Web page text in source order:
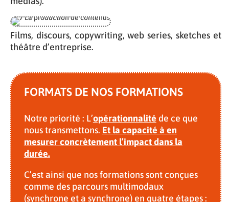
Films, discours, copywriting, web series, sketches et
théâtre d’entreprise.
FORMATS DE NOS FORMATIONS
Notre priorité : L’opérationnalité de ce que
nous transmettons. Et la capacité à en
mesurer concrètement l’impact dans la
durée.
C’est ainsi que nos formations sont conçues
comme des parcours multimodaux
(synchrone et a synchrone) en quatre étapes :